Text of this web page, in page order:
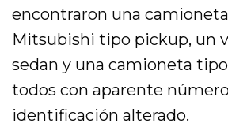
encontraron una
Mitsubishi tipo pickup, un
sedan y una camioneta
todos con aparente
identificación alterado.